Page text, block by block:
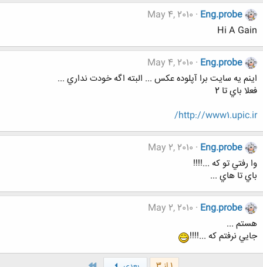
Eng.probe
May 4, 2010
Hi A Gain
Eng.probe
May 4, 2010
اينم يه سايت برا آپلوده عكس ... البته اگه خودت نداري ...
فعلا باي تا 2
http://www1.upic.ir/
Eng.probe
May 2, 2010
وا رفتي تو كه ...!!!!
باي تا هاي ...
Eng.probe
May 2, 2010
هستم ...
جايي نرفتم كه ...!!!!